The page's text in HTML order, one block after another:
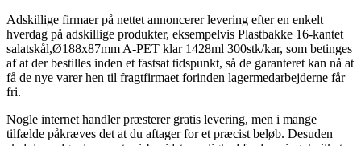
Adskillige firmaer på nettet annoncerer levering efter en enkelt
hverdag på adskillige produkter, eksempelvis Plastbakke 16-kantet
salatskål,Ø188x87mm A-PET klar 1428ml 300stk/kar, som betinges
af at der bestilles inden et fastsat tidspunkt, så de garanteret kan nå at
få de nye varer hen til fragtfirmaet forinden lagermedarbejderne får
fri.
Nogle internet handler præsterer gratis levering, men i mange
tilfælde påkræves det at du aftager for et præcist beløb. Desuden